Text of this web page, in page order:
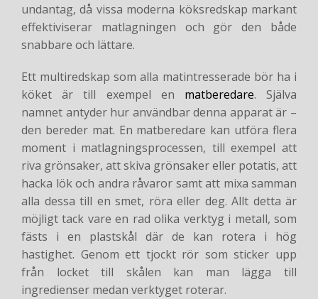
undantag, då vissa moderna köksredskap markant
effektiviserar matlagningen och gör den både
snabbare och lättare.
Ett multiredskap som alla matintresserade bör ha i
köket är till exempel en matberedare. Själva
namnet antyder hur användbar denna apparat är –
den bereder mat. En matberedare kan utföra flera
moment i matlagningsprocessen, till exempel att
riva grönsaker, att skiva grönsaker eller potatis, att
hacka lök och andra råvaror samt att mixa samman
alla dessa till en smet, röra eller deg. Allt detta är
möjligt tack vare en rad olika verktyg i metall, som
fästs i en plastskål där de kan rotera i hög
hastighet. Genom ett tjockt rör som sticker upp
från locket till skålen kan man lägga till
ingredienser medan verktyget roterar.